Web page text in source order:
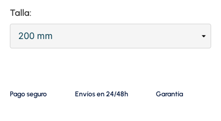
Talla:
Pago seguro Envíos en 24/48h Garantía